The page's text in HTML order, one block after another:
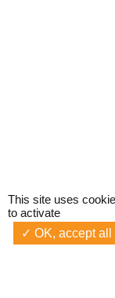
Émission à
Actualités
This site uses
to activate
OK, accept all